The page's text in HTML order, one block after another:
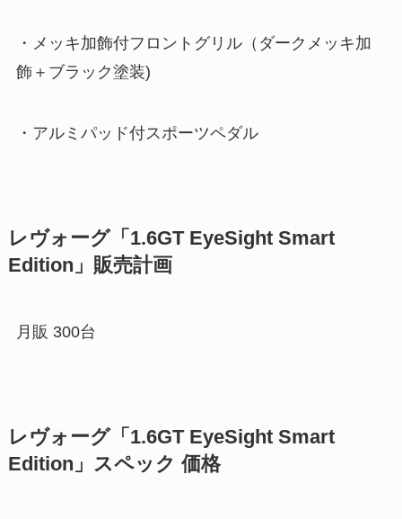
・メッキ加飾付フロントグリル（ダークメッキ加
飾＋ブラック塗装)
・アルミパッド付スポーツペダル
レヴォーグ「1.6GT EyeSight Smart
Edition」販売計画
月販 300台
レヴォーグ「1.6GT EyeSight Smart
Edition」スペック 価格